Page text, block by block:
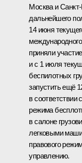
Москва и Санкт-
дальнейшего
14 июня
приняли
и с 1 июля
беспилотных
запустить ещё
в соответствии
режима
в салоне
легковыми
правового
управлению.